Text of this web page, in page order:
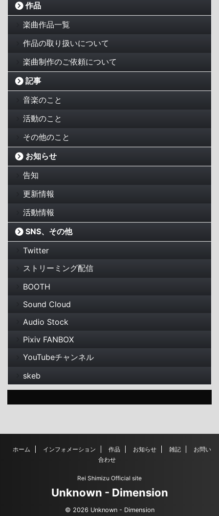
作品
楽曲作品一覧
作品の取り扱いについて
楽曲制作のご依頼について
記事
音楽のこと
活動のこと
その他のこと
お知らせ
告知
更新情報
活動情報
SNS、その他
Twitter
ストリーミング配信
BOOTH
Sound Cloud
Audio Stock
Pixiv FANBOX
YouTubeチャンネル
skeb
ホーム インフォメーション 作品 お知らせ 雑記
お問い
合わせ
Rei Shimizu Official site
Unknown - Dimension
© 2026 Unknown - Dimension